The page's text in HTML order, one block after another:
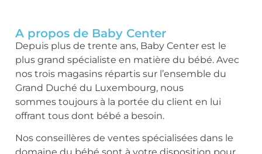
A propos de Baby Center
Depuis plus de trente ans, Baby Center est le
plus grand spécialiste en matière du bébé. Avec
nos trois magasins répartis sur l’ensemble du
Grand Duché du Luxembourg, nous
sommes toujours à la portée du client en lui
offrant tous dont bébé a besoin.
Nos conseillères de ventes spécialisées dans le